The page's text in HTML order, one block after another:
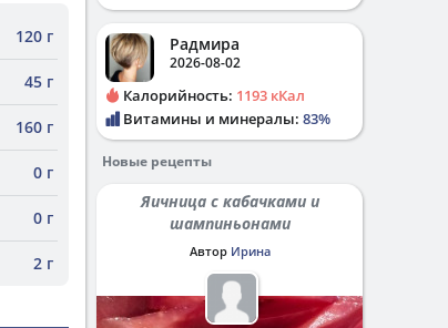
120 г
45 г
160 г
0 г
0 г
2 г
Радмира
2026-08-02
Калорийность: 1193 кКал
Витамины и минералы: 83%
Новые рецепты
Яичница с кабачками и
шампиньонами
Автор Ирина